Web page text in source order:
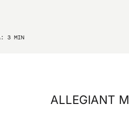
3 MIN
ALLEGIANT